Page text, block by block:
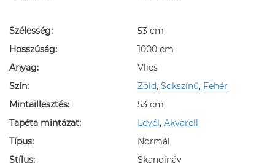
Szélesség:
53 cm
Hosszúság:
1000 cm
Anyag:
Vlies
Szín:
Zöld, Sokszínű, Fehér
Mintaillesztés:
53 cm
Tapéta mintázat:
Levél, Akvarell
Típus:
Normál
Stílus:
Skandináv